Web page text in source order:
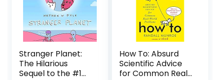
Stranger Planet:
The Hilarious
Sequel to the #1
How To: Absurd
Scientific Advice
for Common Real-